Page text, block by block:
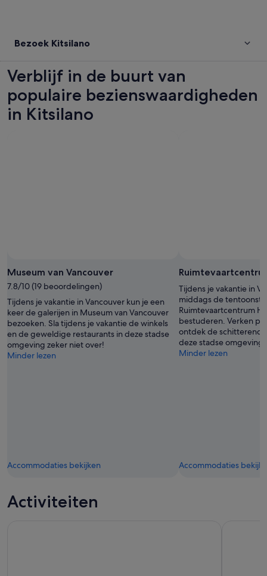
Bezoek Kitsilano
Verblijf in de buurt van
populaire bezienswaardigheden
in Kitsilano
foto
rabbit.Hole
Museum van Vancouver
7.8/10 (19 beoordelingen)
Tijdens je vakantie in Vancouver kun je een
keer de galerijen in Museum van Vancouver
bezoeken. Sla tijdens je vakantie de winkels
en de geweldige restaurants in deze stadse
omgeving zeker niet over!
Minder lezen
Accommodaties bekijken
Tijdens je vakantie in
middags de
Ruimtevaartcentrum
bestuderen. Verken
ontdek de
deze stadse omgeving.
Minder lezen
Accommodaties
Activiteiten